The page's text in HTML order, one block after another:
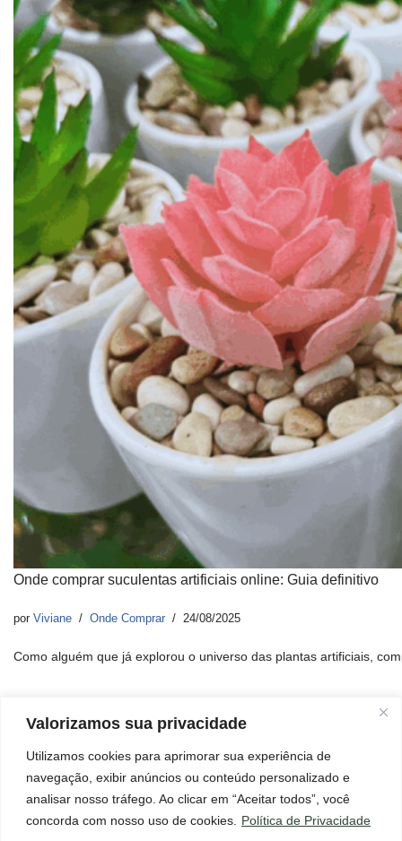
Valorizamos sua privacidade
Utilizamos cookies para aprimorar sua experiência de
navegação, exibir anúncios ou conteúdo personalizado e
analisar nosso tráfego. Ao clicar em “Aceitar todos”, você
concorda com nosso uso de cookies.
Política de Privacidade
Onde comprar suculentas artificiais online: Guia definitivo
por Viviane Onde Comprar 24/08/2025
Como alguém que já explorou o universo das plantas artificiais,
Aviso Legal Contato
Política de Cookies
Política de Privacidade
Termos e Condições
Página de Transparência
Não esqueça de ler!